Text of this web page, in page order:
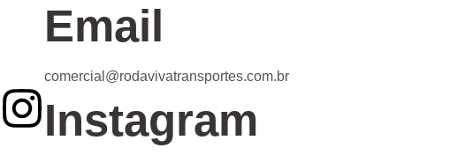
Email
comercial@rodavivatransportes.com.br
Instagram